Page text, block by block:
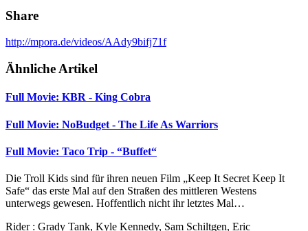
Share
http://mpora.de/videos/AAdy9bifj71f
Ähnliche Artikel
Full Movie: KBR - King Cobra
Full Movie: NoBudget - The Life As Warriors
Full Movie: Taco Trip - “Buffet“
Die Troll Kids sind für ihren neuen Film „Keep It Secret Keep It
Safe“ das erste Mal auf den Straßen des mittleren Westens
unterwegs gewesen. Hoffentlich nicht ihr letztes Mal…
Rider : Grady Tank, Kyle Kennedy, Sam Schiltgen, Eric